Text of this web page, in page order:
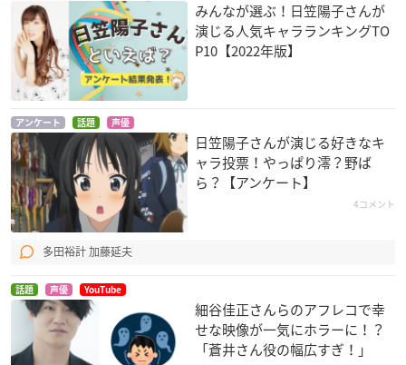
アホガール
花畑よしえ
ア AXZ
マリア・カデンツァ
ヴナ・イヴ
マモン
有頂天家族2
玉瀾
ベルセルク（第2
期）
フレームアームズ・
ガール
みんなが選ぶ！日笠陽子さんが
演じる人気キャラランキングTO
P10【2022年版】
アンケート 話題 声優
日笠陽子さんが演じる好きなキ
ャラ投票！やっぱり澪？野ば
ら？【アンケート】
4コメント
多田裕計 加藤延夫
話題 声優 YouTube
細谷佳正さんらのアフレコで幸
せな映像が一気にホラーに！？
「蒼井さん役の幅広すぎ！」